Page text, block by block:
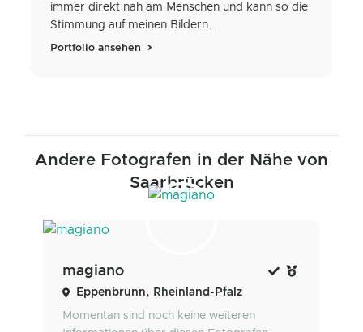
immer direkt nah am Menschen und kann so die
Stimmung auf meinen Bildern...
Portfolio ansehen
Andere Fotografen in der Nähe von
Saarbrücken
magiano
Eppenbrunn, Rheinland-Pfalz
Momentan sind noch keine weiteren